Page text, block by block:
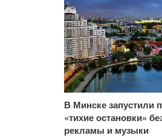
В Минске запустили
«тихие остановки»
рекламы и музыки